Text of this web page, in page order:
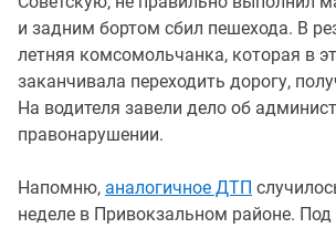
и задним бортом сбил пешехода. В
летняя комсомольчанка, которая в
заканчивала переходить дорогу,
На водителя завели дело об
правонарушении.
Напомню, аналогичное ДТП
неделе в Привокзальном районе.